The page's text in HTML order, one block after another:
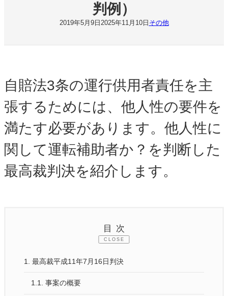
判例）
2019年5月9日 2025年11月10日 その他
自賠法3条の運行供用者責任を主
張するためには、他人性の要件を
満たす必要があります。他人性に
関して運転補助者か？を判断した
最高裁判決を紹介します。
目次
CLOSE
1. 最高裁平成11年7月16日判決
1.1. 事案の概要